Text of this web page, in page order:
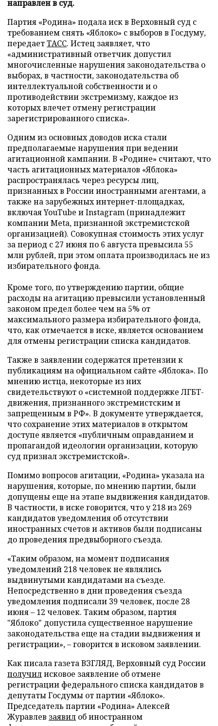
направлен в суд.
Партия «Родина» подала иск в Верховный суд с
требованием снять «Яблоко» с выборов в Госдуму,
передаетТАСС. Истец заявляет, что
«административный ответчик допустил
многочисленные нарушения законодательства о
выборах, в частности, законодательства об
интеллектуальной собственности и о
противодействии экстремизму, каждое из
которых влечет отмену регистрации
зарегистрированного списка».
Одним из основных доводов иска стали
предполагаемые нарушения при ведении
агитационной кампании. В «Родине» считают, что
часть агитационных материалов «Яблока»
распространялась через ресурсы лиц,
признанных в России иностранными агентами, а
также на зарубежных интернет-площадках,
включая YouTube и Instagram (принадлежит
компании Meta, признанной экстремистской
организацией). Совокупная стоимость этих услуг
за период с 27 июня по 6 августа превысила 55
млн рублей, при этом оплата производилась не из
избирательного фонда.
Кроме того, по утверждению партии, общие
расходы на агитацию превысили установленный
законом предел более чем на 5% от
максимального размера избирательного фонда,
что, как отмечается в иске, является основанием
для отмены регистрации списка кандидатов.
Также в заявлении содержатся претензии к
публикациям на официальном сайте «Яблока». По
мнению истца, некоторые из них
свидетельствуют о «системной поддержке ЛГБТ-
движения, признанного экстремистским и
запрещенным в РФ». В документе утверждается,
что сохранение этих материалов в открытом
доступе является «публичным оправданием и
пропагандой идеологии организации, которую
суд признал экстремистской».
Помимо вопросов агитации, «Родина» указала на
нарушения, которые, по мнению партии, были
допущены еще на этапе выдвижения кандидатов.
В частности, в иске говорится, что у 218 из 269
кандидатов уведомления об отсутствии
иностранных счетов и активов были подписаны
до проведения предвыборного съезда.
«Таким образом, на момент подписания
уведомлений 218 человек не являлись
выдвинутыми кандидатами на съезде.
Непосредственно в дни проведения съезда
уведомления подписали 39 человек, после 28
июня – 12 человек. Таким образом, партия
"Яблоко" допустила существенное нарушение
законодательства еще на стадии выдвижения и
регистрации», – говорится в исковом заявлении.
Как писала газета ВЗГЛЯД, Верховный суд России
получилисковое заявление об отмене
регистрации федерального списка кандидатов в
депутаты Госдумы от партии «Яблоко».
Председатель партии «Родина» Алексей
Журавлев заявил об иностранном